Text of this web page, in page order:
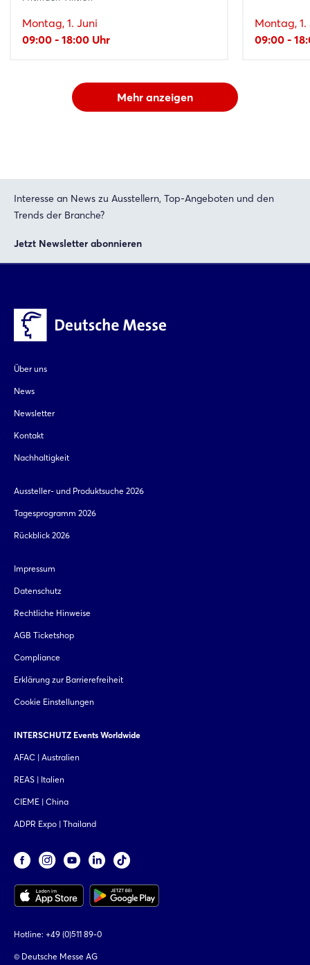
Montag, 1. Juni
09:00 - 18:00 Uhr
Montag, 1.
09:00 -
Mehr anzeigen
Interesse an News zu Ausstellern, Top-Angeboten und den
Trends der Branche?
Jetzt Newsletter abonnieren
Über uns
News
Newsletter
Kontakt
Nachhaltigkeit
Aussteller- und Produktsuche 2026
Tagesprogramm 2026
Rückblick 2026
Impressum
Datenschutz
Rechtliche Hinweise
AGB Ticketshop
Compliance
Erklärung zur Barrierefreiheit
Cookie Einstellungen
INTERSCHUTZ Events Worldwide
AFAC | Australien
REAS | Italien
CIEME | China
ADPR Expo | Thailand
Hotline: +49 (0)511 89-0
© Deutsche Messe AG